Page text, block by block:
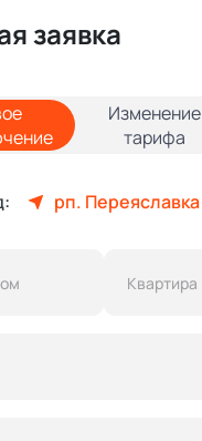
заявка
Изменение
тарифа
рп. Переяславка